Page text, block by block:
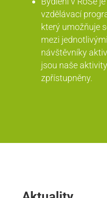
vzdělávací
který umožňuje
mezi
návštěvníky
jsou naše
zpřístupněny.